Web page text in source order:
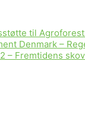
til
Denmark –
– Fremtidens